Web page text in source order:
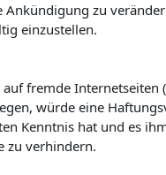
zu
einzustellen.
fremde Internetseiten
würde eine
Kenntnis hat und es
zu verhindern.